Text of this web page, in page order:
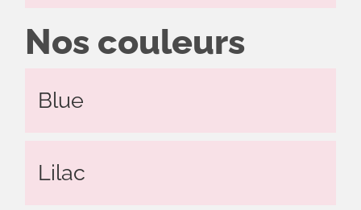
Nos couleurs
Blue
Lilac